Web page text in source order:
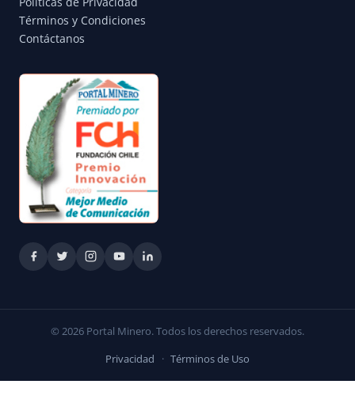
Términos y Condiciones
Contáctanos
© 2026 Portal Minero. Todos los derechos reservados.
Privacidad · Términos de Uso